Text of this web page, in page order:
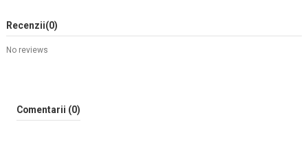
Recenzii(0)
No reviews
Comentarii (0)